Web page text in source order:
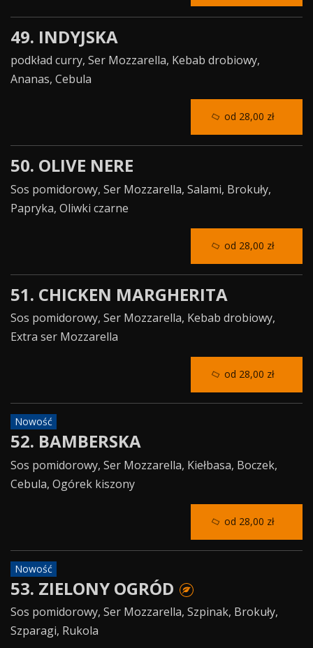
49. INDYJSKA
podkład curry, Ser Mozzarella, Kebab drobiowy,
Ananas, Cebula
50. OLIVE NERE
Sos pomidorowy, Ser Mozzarella, Salami, Brokuły,
Papryka, Oliwki czarne
51. CHICKEN MARGHERITA
Sos pomidorowy, Ser Mozzarella, Kebab drobiowy,
Extra ser Mozzarella
Nowość
52. BAMBERSKA
Sos pomidorowy, Ser Mozzarella, Kiełbasa, Boczek,
Cebula, Ogórek kiszony
Nowość
53. ZIELONY OGRÓD
Sos pomidorowy, Ser Mozzarella, Szpinak, Brokuły,
Szparagi, Rukola